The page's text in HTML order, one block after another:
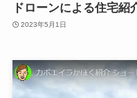
ドローンによる住宅紹
2023年5月1日